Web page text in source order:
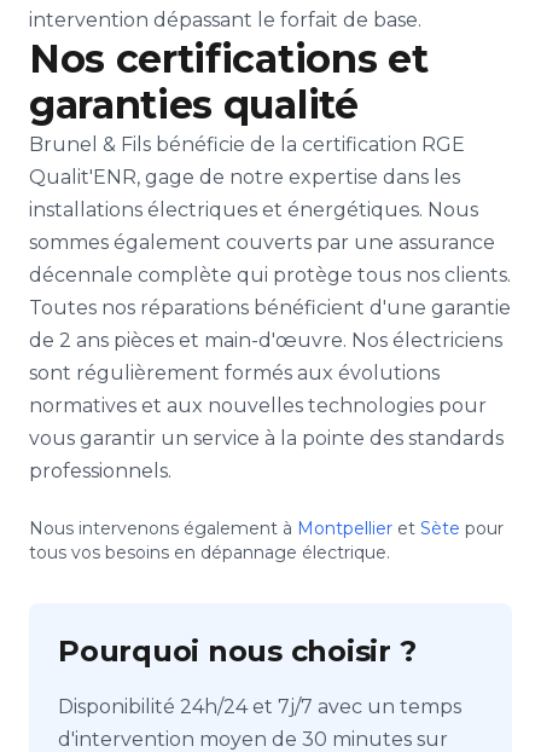
intervention dépassant le forfait de base.
Nos certifications et
garanties qualité
Brunel & Fils bénéficie de la certification RGE
Qualit'ENR, gage de notre expertise dans les
installations électriques et énergétiques. Nous
sommes également couverts par une assurance
décennale complète qui protège tous nos clients.
Toutes nos réparations bénéficient d'une garantie
de 2 ans pièces et main-d'œuvre. Nos électriciens
sont régulièrement formés aux évolutions
normatives et aux nouvelles technologies pour
vous garantir un service à la pointe des standards
professionnels.
Nous intervenons également à Montpellier et Sète pour
tous vos besoins en dépannage électrique.
Pourquoi nous choisir ?
Disponibilité 24h/24 et 7j/7 avec un temps
d'intervention moyen de 30 minutes sur